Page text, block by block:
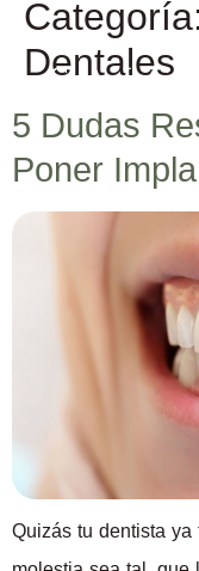
Categoría:
Dentales
5 Dudas
Poner
Quizás tu dentista